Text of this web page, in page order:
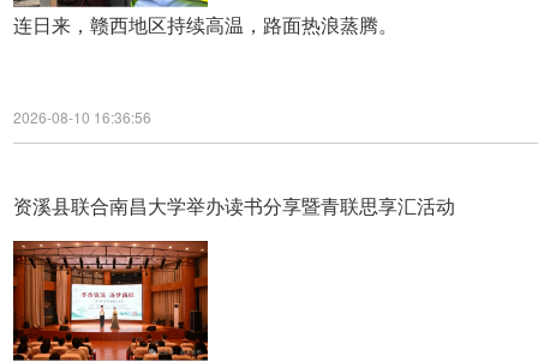
连日来，赣西地区持续高温，路面热浪蒸腾。
2026-08-10 16:36:56
资溪县联合南昌大学举办读书分享暨青联思享汇活动